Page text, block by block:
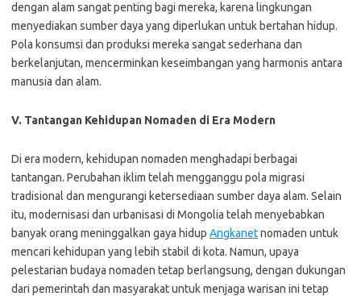
dengan alam sangat penting bagi mereka, karena lingkungan
menyediakan sumber daya yang diperlukan untuk bertahan hidup.
Pola konsumsi dan produksi mereka sangat sederhana dan
berkelanjutan, mencerminkan keseimbangan yang harmonis antara
manusia dan alam.
V. Tantangan Kehidupan Nomaden di Era Modern
Di era modern, kehidupan nomaden menghadapi berbagai
tantangan. Perubahan iklim telah mengganggu pola migrasi
tradisional dan mengurangi ketersediaan sumber daya alam. Selain
itu, modernisasi dan urbanisasi di Mongolia telah menyebabkan
banyak orang meninggalkan gaya hidup Angkanetnomaden untuk
mencari kehidupan yang lebih stabil di kota. Namun, upaya
pelestarian budaya nomaden tetap berlangsung, dengan dukungan
dari pemerintah dan masyarakat untuk menjaga warisan ini tetap